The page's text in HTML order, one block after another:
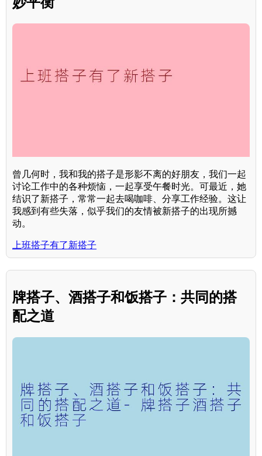
曾几何时，我和我的搭子是形影不离的好朋友，我们一起
讨论工作中的各种烦恼，一起享受午餐时光。可最近，她
结识了新搭子，常常一起去喝咖啡、分享工作经验。这让
我感到有些失落，似乎我们的友情被新搭子的出现所撼
动。
上班搭子有了新搭子
牌搭子、酒搭子和饭搭子：共同的搭
配之道